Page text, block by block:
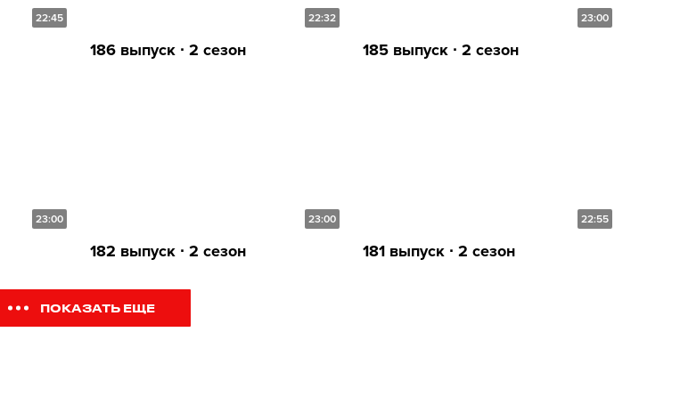
22:45 22:32
186 выпуск ∙ 2 сезон
23:00
185 выпуск ∙ 2 сезон
23:00 23:00
182 выпуск ∙ 2 сезон
22:55
181 выпуск ∙ 2 сезон
ПОКАЗАТЬ ЕЩЕ